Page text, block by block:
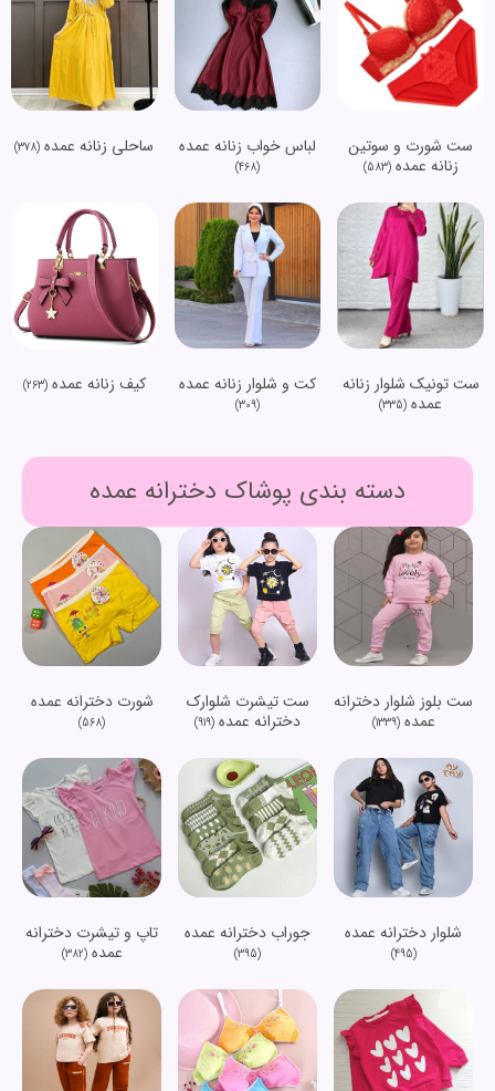
ست شورت و سوتین
زنانه عمده(583)
لباس خواب زنانه عمده
(468)
ساحلی زنانه عمده (378)
ست تونیک شلوار زنانه
عمده (335)
کت و شلوار زنانه عمده
(309)
کیف زنانه عمده(263)
دسته بندی پوشاک دخترانه عمده
ست بلوز شلوار دخترانه
عمده(1339)
ست تیشرت شلوارک
دخترانه عمده (919)
شورت دخترانه عمده
(568)
شلوار دخترانه عمده
(495)
جوراب دخترانه عمده
(395)
تاپ و تیشرت دخترانه
عمده(382)